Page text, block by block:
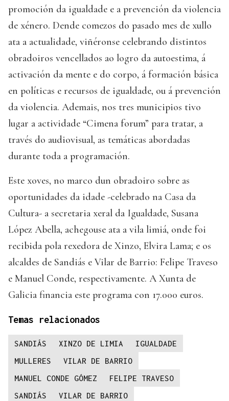
promoción da igualdade e a prevención da violencia
de xénero. Dende comezos do pasado mes de xullo
ata a actualidade, viñéronse celebrando distintos
obradoiros vencellados ao logro da autoestima, á
activación da mente e do corpo, á formación básica
en políticas e recursos de igualdade, ou á prevención
da violencia. Ademais, nos tres municipios tivo
lugar a actividade “Cimena forum” para tratar, a
través do audiovisual, as temáticas abordadas
durante toda a programación.
Este xoves, no marco dun obradoiro sobre as
oportunidades da idade -celebrado na Casa da
Cultura- a secretaria xeral da Igualdade, Susana
López Abella, achegouse ata a vila limiá, onde foi
recibida pola rexedora de Xinzo, Elvira Lama; e os
alcaldes de Sandiás e Vilar de Barrio: Felipe Traveso
e Manuel Conde, respectivamente. A Xunta de
Galicia financia este programa con 17.000 euros.
Temas relacionados
SANDIÁS XINZO DE LIMIA
IGUALDADE
MULLERES
VILAR DE BARRIO
MANUEL CONDE GÓMEZ
FELIPE TRAVESO
SANDIÁS
VILAR DE BARRIO